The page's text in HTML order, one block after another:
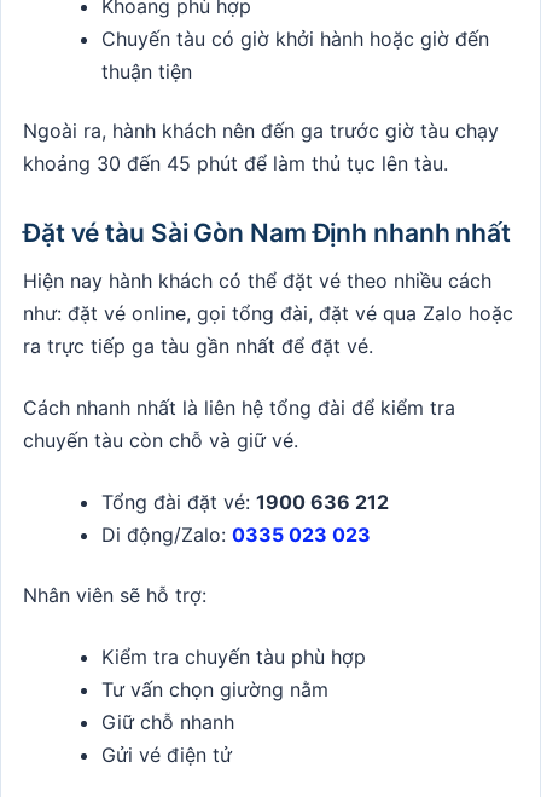
Khoang phù hợp
Chuyến tàu có giờ khởi hành hoặc giờ đến
thuận tiện
Ngoài ra, hành khách nên đến ga trước giờ tàu chạy
khoảng 30 đến 45 phút để làm thủ tục lên tàu.
Đặt vé tàu Sài Gòn Nam Định nhanh nhất
Hiện nay hành khách có thể đặt vé theo nhiều cách
như: đặt vé online, gọi tổng đài, đặt vé qua Zalo hoặc
ra trực tiếp ga tàu gần nhất để đặt vé.
Cách nhanh nhất là liên hệ tổng đài để kiểm tra
chuyến tàu còn chỗ và giữ vé.
Tổng đài đặt vé:1900 636 212
Di động/Zalo:0335 023 023
Nhân viên sẽ hỗ trợ:
Kiểm tra chuyến tàu phù hợp
Tư vấn chọn giường nằm
Giữ chỗ nhanh
Gửi vé điện tử